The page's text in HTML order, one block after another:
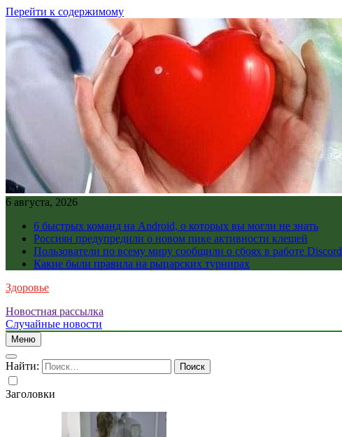
Перейти к содержимому
6 августа, 2026
6 быстрых команд на Android, о которых вы могли не знать
Россиян предупредили о новом пике активности клещей
Пользователи по всему миру сообщили о сбоях в работе Discord
Какие были правила на рыцарских турнирах
Здоровье
Новостная рассылка
Случайные новости
Меню
Найти:
Заголовки